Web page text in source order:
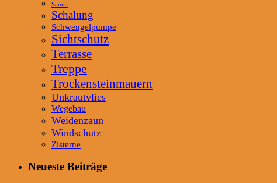
Sauna
Schalung
Schwengelpumpe
Sichtschutz
Terrasse
Treppe
Trockensteinmauern
Unkrautvlies
Wegebau
Weidenzaun
Windschutz
Zisterne
Neueste Beiträge